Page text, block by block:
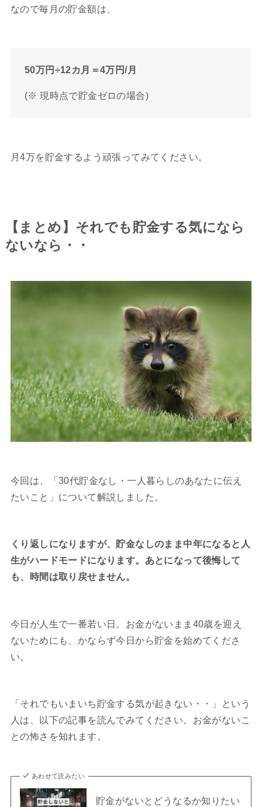
なので毎月の貯金額は、
50万円÷12カ月＝4万円/月
(※ 現時点で貯金ゼロの場合)
月4万を貯金するよう頑張ってみてください。
【まとめ】それでも貯金する気になら
ないなら・・
今回は、「30代貯金なし・一人暮らしのあなたに伝え
たいこと」について解説しました。
くり返しになりますが、貯金なしのまま中年になると人
生がハードモードになります。あとになって後悔して
も、時間は取り戻せません。
今日が人生で一番若い日。お金がないまま40歳を迎え
ないためにも、かならず今日から貯金を始めてくださ
い。
「それでもいまいち貯金する気が起きない・・」という
人は、以下の記事を読んでみてください。お金がないこ
との怖さを知れます。
あわせて読みたい
貯金がないとどうなるか知りたい